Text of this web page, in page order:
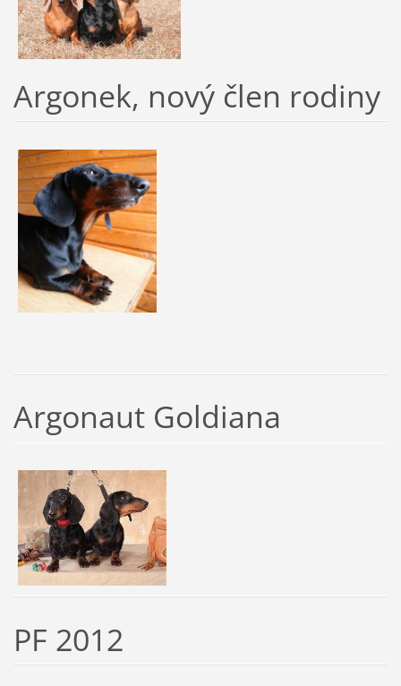
Argonek, nový člen rodiny
Argonaut Goldiana
PF 2012